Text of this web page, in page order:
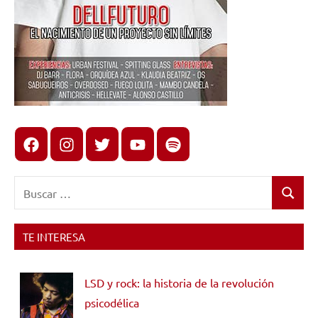
FacebookInstagram
X youtubespotify
Buscar
TE INTERESA
LSD y rock: la historia de la revolución
psicodélica